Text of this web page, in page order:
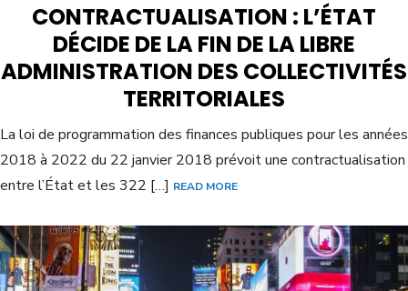
CONTRACTUALISATION : L’ÉTAT
DÉCIDE DE LA FIN DE LA LIBRE
ADMINISTRATION DES COLLECTIVITÉS
TERRITORIALES
La loi de programmation des finances publiques pour les années
2018 à 2022 du 22 janvier 2018 prévoit une contractualisation
entre l’État et les 322 […] READ MORE